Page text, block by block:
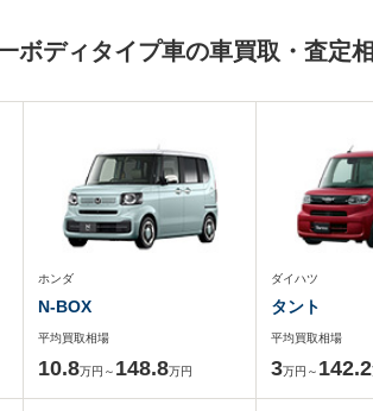
ボディタイプ車の車買取・査定
ホンダ
N-BOX
平均買取相場
10.8万円～ 148.8万円
ダイハツ
タント
平均買取相場
3万円～ 142.2